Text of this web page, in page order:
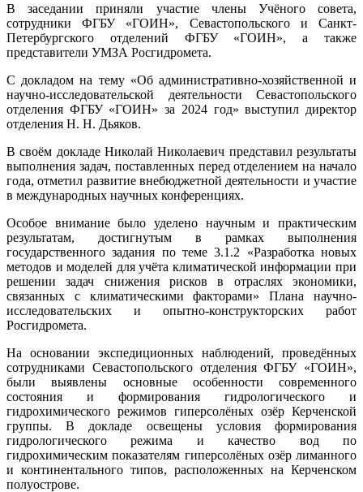
В заседании приняли участие члены Учёного совета,
сотрудники ФГБУ «ГОИН», Севастопольского и Санкт-
Петербургского отделений ФГБУ «ГОИН», а также
представители УМЗА Росгидромета.
С докладом на тему «Об административно-хозяйственной и
научно-исследовательской деятельности Севастопольского
отделения ФГБУ «ГОИН» за 2024 год» выступил директор
отделения Н. Н. Дьяков.
В своём докладе Николай Николаевич представил результаты
выполнения задач, поставленных перед отделением на начало
года, отметил развитие внебюджетной деятельности и участие
в международных научных конференциях.
Особое внимание было уделено научным и практическим
результатам, достигнутым в рамках выполнения
государственного задания по теме 3.1.2 «Разработка новых
методов и моделей для учёта климатической информации при
решении задач снижения рисков в отраслях экономики,
связанных с климатическими факторами» Плана научно-
исследовательских и опытно-конструкторских работ
Росгидромета.
На основании экспедиционных наблюдений, проведённых
сотрудниками Севастопольского отделения ФГБУ «ГОИН»,
были выявлены основные особенности современного
состояния и формирования гидрологического и
гидрохимического режимов гиперсолёных озёр Керченской
группы. В докладе освещены условия формирования
гидрологического режима и качество вод по
гидрохимическим показателям гиперсолёных озёр лиманного
и континентального типов, расположенных на Керченском
полуострове.